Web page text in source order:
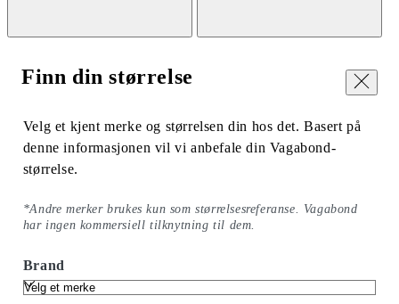
Lukk
Finn din størrelse
Velg et kjent merke og størrelsen din hos det. Basert på
denne informasjonen vil vi anbefale din Vagabond-
størrelse.
*Andre merker brukes kun som størrelsesreferanse. Vagabond
har ingen kommersiell tilknytning til dem.
Brand